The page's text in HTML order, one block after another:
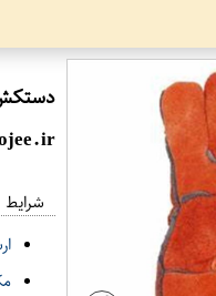
دستکش کار